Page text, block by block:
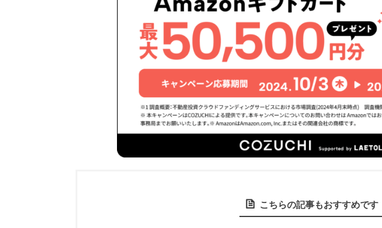
こちらの記事もおすすめです